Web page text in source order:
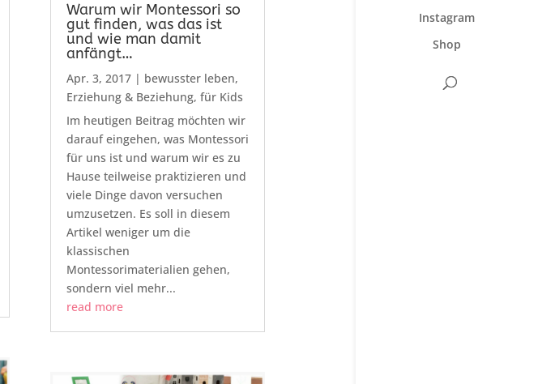
Instagram
Shop
Warum wir Montessori so
gut finden, was das ist
und wie man damit
anfängt…
Apr. 3, 2017| bewusster leben,
Erziehung & Beziehung, für Kids
Im heutigen Beitrag möchten wir
darauf eingehen, was Montessori
für uns ist und warum wir es zu
Hause teilweise praktizieren und
viele Dinge davon versuchen
umzusetzen. Es soll in diesem
Artikel weniger um die
klassischen
Montessorimaterialien gehen,
sondern viel mehr...
read more